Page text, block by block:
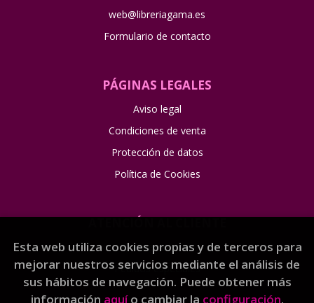
web@libreriagama.es
Formulario de contacto
PÁGINAS LEGALES
Aviso legal
Condiciones de venta
Protección de datos
Política de Cookies
Quiénes somos
Pedidos especiales
Esta web utiliza cookies propias y de terceros para
mejorar nuestros servicios mediante el análisis de
sus hábitos de navegación. Puede obtener más
información aquío cambiar la configuración.